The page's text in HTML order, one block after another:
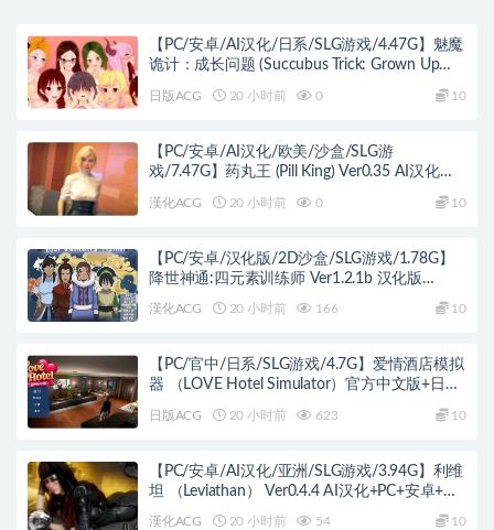
【PC/安卓/AI汉化/日系/SLG游戏/4.47G】魅魔
诡计：成长问题 (Succubus Trick: Grown Up
Problem) Ver0.9.7 AI汉化版+PC+安卓+日系SLG
游戏+4.47G
日版ACG 20 小时前 0 10
【PC/安卓/AI汉化/欧美/沙盒/SLG游
戏/7.47G】药丸王 (Pill King) Ver0.35 AI汉化版
漢化ACG 20 小时前 0 10
【PC/安卓/汉化版/2D沙盒/SLG游戏/1.78G】
降世神通:四元素训练师 Ver1.2.1b 汉化版
漢化ACG 20 小时前 166 10
【PC/官中/日系/SLG游戏/4.7G】爱情酒店模拟
器 （LOVE Hotel Simulator）官方中文版+日系
日版ACG 20 小时前 623 10
【PC/安卓/AI汉化/亚洲/SLG游戏/3.94G】利维
坦 （Leviathan） Ver0.4.4 AI汉化+PC+安卓+亚
洲SLG游戏+3.94G
漢化ACG 20 小时前 54 10